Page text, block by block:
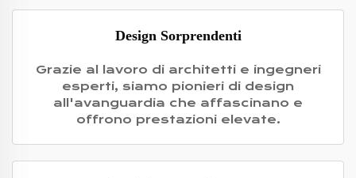
Design Sorprendenti
Grazie al lavoro di architetti e ingegneri
esperti, siamo pionieri di design
all'avanguardia che affascinano e
offrono prestazioni elevate.